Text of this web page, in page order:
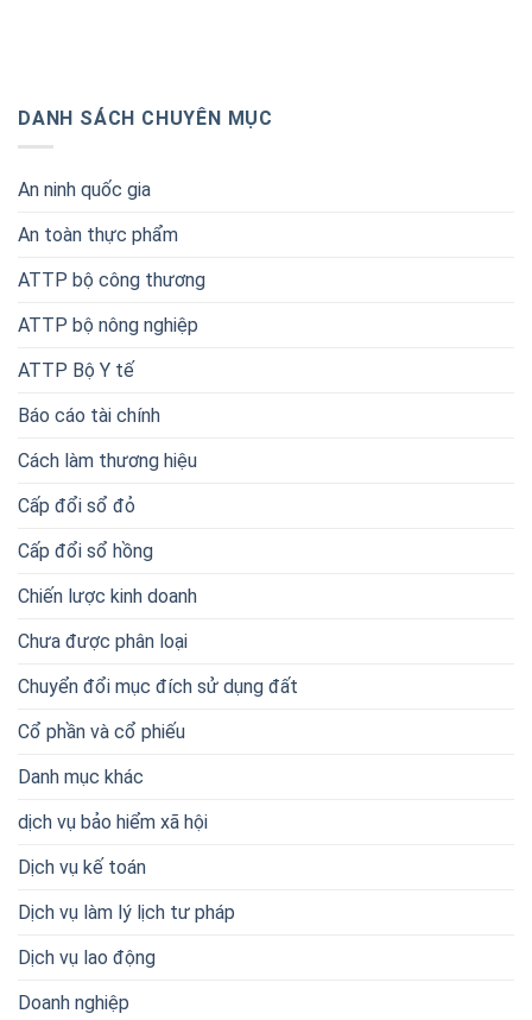
DANH SÁCH CHUYÊN MỤC
An ninh quốc gia
An toàn thực phẩm
ATTP bộ công thương
ATTP bộ nông nghiệp
ATTP Bộ Y tế
Báo cáo tài chính
Cách làm thương hiệu
Cấp đổi sổ đỏ
Cấp đổi sổ hồng
Chiến lược kinh doanh
Chưa được phân loại
Chuyển đổi mục đích sử dụng đất
Cổ phần và cổ phiếu
Danh mục khác
dịch vụ bảo hiểm xã hội
Dịch vụ kế toán
Dịch vụ làm lý lịch tư pháp
Dịch vụ lao động
Doanh nghiệp